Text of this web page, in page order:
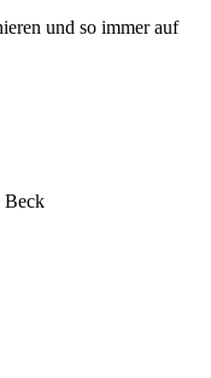
und so immer auf
Beck